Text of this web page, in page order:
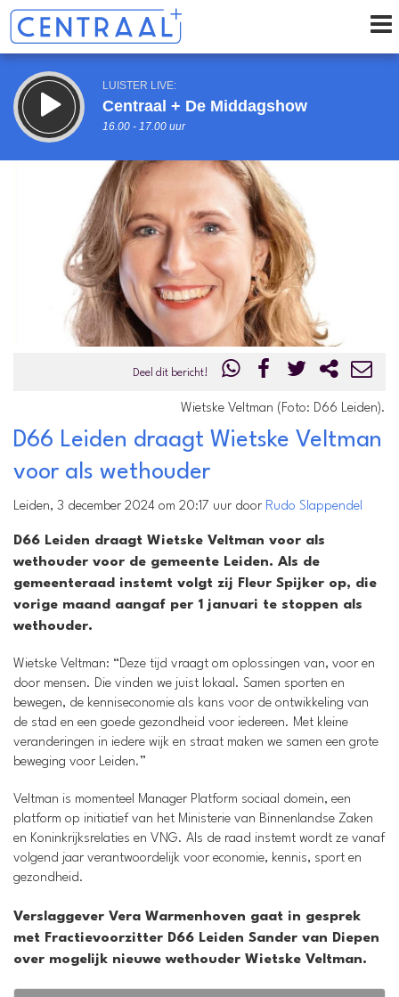
LUISTER LIVE:
Centraal + De Middagshow
16.00 - 17.00 uur
Centraal + De Middagshow
17.00 - 18.00 uur
uur 1 van 0
Inklappen
Deel dit bericht!
Wietske Veltman (Foto: D66 Leiden).
D66 Leiden draagt Wietske Veltman
voor als wethouder
Leiden, 3 december 2024 om 20:17 uur door Rudo Slappendel
D66 Leiden draagt Wietske Veltman voor als
wethouder voor de gemeente Leiden. Als de
gemeenteraad instemt volgt zij Fleur Spijker op, die
vorige maand aangaf per 1 januari te stoppen als
wethouder.
Wietske Veltman: “Deze tijd vraagt om oplossingen van, voor en
door mensen. Die vinden we juist lokaal. Samen sporten en
bewegen, de kenniseconomie als kans voor de ontwikkeling van
de stad en een goede gezondheid voor iedereen. Met kleine
veranderingen in iedere wijk en straat maken we samen een grote
beweging voor Leiden.”
Veltman is momenteel Manager Platform sociaal domein, een
platform op initiatief van het Ministerie van Binnenlandse Zaken
en Koninkrijksrelaties en VNG. Als de raad instemt wordt ze vanaf
volgend jaar verantwoordelijk voor economie, kennis, sport en
gezondheid.
Verslaggever Vera Warmenhoven gaat in gesprek
met Fractievoorzitter D66 Leiden Sander van Diepen
over mogelijk nieuwe wethouder Wietske Veltman.